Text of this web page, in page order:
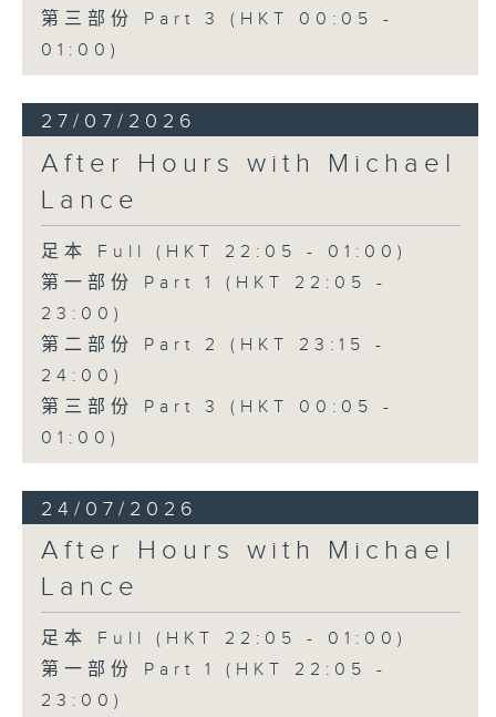
第三部份 Part 3 (HKT 00:05 -
01:00)
27/07/2026
After Hours with Michael
Lance
足本 Full (HKT 22:05 - 01:00)
第一部份 Part 1 (HKT 22:05 -
23:00)
第二部份 Part 2 (HKT 23:15 -
24:00)
第三部份 Part 3 (HKT 00:05 -
01:00)
24/07/2026
After Hours with Michael
Lance
足本 Full (HKT 22:05 - 01:00)
第一部份 Part 1 (HKT 22:05 -
23:00)